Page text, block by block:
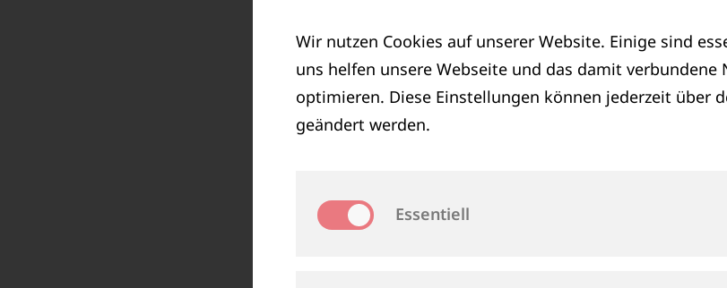
Wir nutzen Cookies auf unserer Website. Einige sind
uns helfen unsere Webseite und das damit verbundene
optimieren. Diese Einstellungen können jederzeit über
geändert werden.
Essentiell